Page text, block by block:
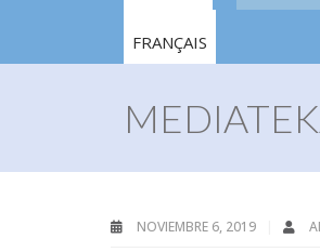
FRANÇAIS
NOVIEMBRE 6, 2019